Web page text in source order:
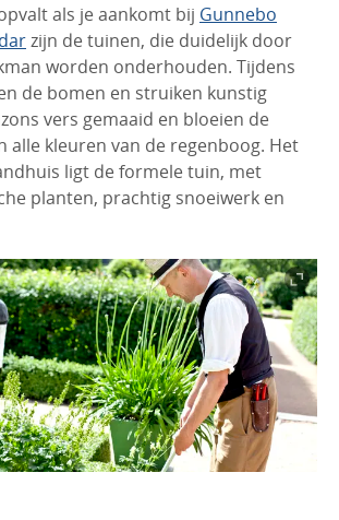
als je aankomt bij Gunnebo
zijn de tuinen, die duidelijk door
worden onderhouden. Tijdens
de bomen en struiken kunstig
vers gemaaid en bloeien de
alle kleuren van de regenboog. Het
ligt de formele tuin, met
planten, prachtig snoeiwerk en